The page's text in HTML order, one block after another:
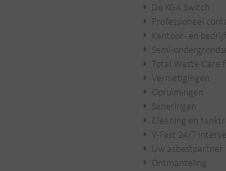
De KGA Switch
Professioneel
Kantoor- en
Semi-
Total Waste Care
Vernietigingen
Opruimingen
Saneringen
Cleaning en
V-Fast 24/7
Uw asbestpartner
Ontmanteling